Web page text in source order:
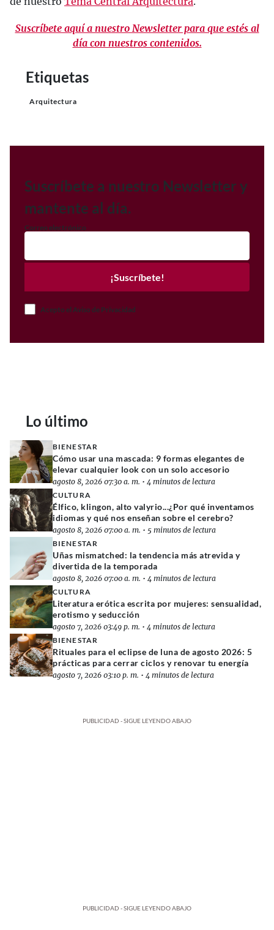
Suscríbete aquí a nuestro Newsletter para que estés al
día con nuestros contenidos.
Etiquetas
Arquitectura
Suscríbete a nuestro Newsletter y
mantente al día.
Correo electrónico
¡Suscríbete!
Acepto el Aviso de Privacidad
Lo último
BIENESTAR
Cómo usar una mascada: 9 formas elegantes de
elevar cualquier look con un solo accesorio
agosto 8, 2026 07:30 a. m. • 4 minutos de lectura
CULTURA
Élfico, klingon, alto valyrio...¿Por qué inventamos
idiomas y qué nos enseñan sobre el cerebro?
agosto 8, 2026 07:00 a. m. • 5 minutos de lectura
BIENESTAR
Uñas mismatched: la tendencia más atrevida y
divertida de la temporada
agosto 8, 2026 07:00 a. m. • 4 minutos de lectura
CULTURA
Literatura erótica escrita por mujeres: sensualidad,
erotismo y seducción
agosto 7, 2026 03:49 p. m. • 4 minutos de lectura
BIENESTAR
Rituales para el eclipse de luna de agosto 2026: 5
prácticas para cerrar ciclos y renovar tu energía
agosto 7, 2026 03:10 p. m. • 4 minutos de lectura
PUBLICIDAD - SIGUE LEYENDO ABAJO
PUBLICIDAD - SIGUE LEYENDO ABAJO